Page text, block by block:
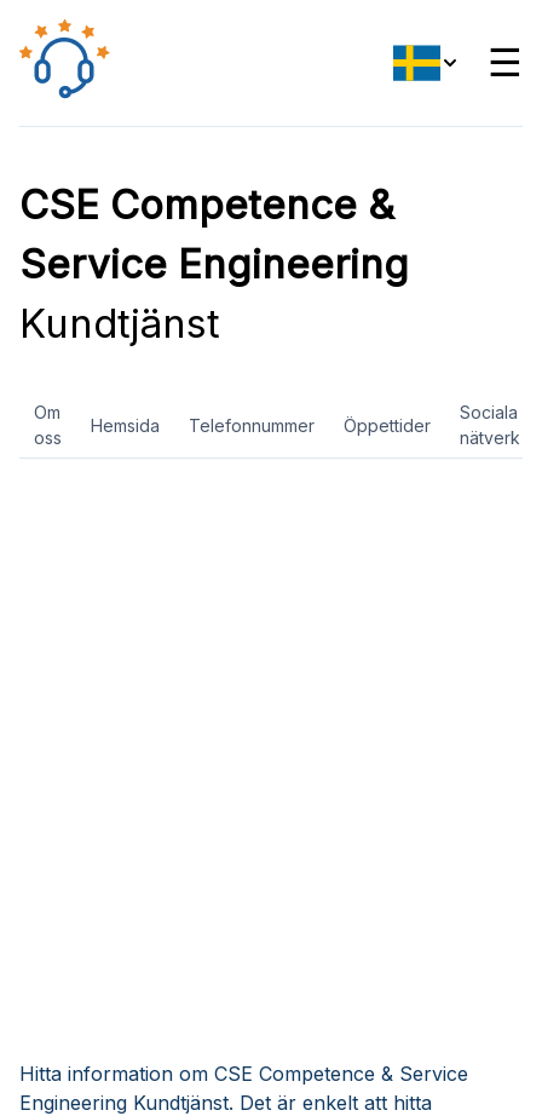
☰
CSE Competence &
Service Engineering
Kundtjänst
Om
oss
Hemsida Telefonnummer Öppettider
Sociala
nätverk
Hitta information om CSE Competence & Service
Engineering Kundtjänst. Det är enkelt att hitta